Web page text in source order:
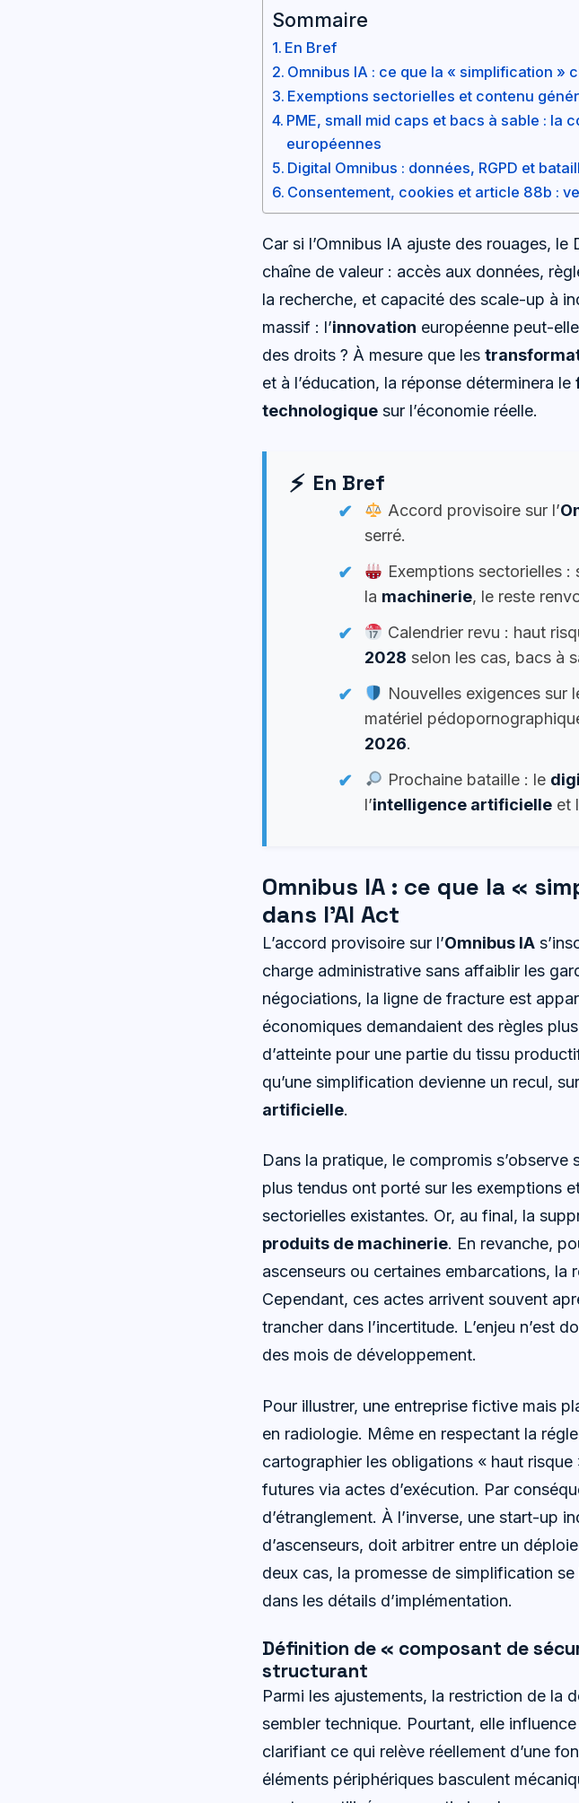
Sommaire
En Bref
Omnibus IA : ce que la « simplification »
Exemptions sectorielles et contenu
PME, small mid caps et bacs à sable : la
européennes
Digital Omnibus : données, RGPD et
Consentement, cookies et article 88b :
Car si l’Omnibus IA ajuste des rouages,
chaîne de valeur : accès aux données,
la recherche, et capacité des scale-up à
massif : l’innovation européenne peut-
des droits ? À mesure que les
et à l’éducation, la réponse déterminera le
technologique sur l’économie réelle.
En Bref
Accord provisoire sur l’
serré.
Exemptions sectorielles
la machinerie, le reste
Calendrier revu : haut
2028 selon les cas, bacs à
Nouvelles exigences sur
matériel
2026.
Prochaine bataille : le
l’intelligence artificielle et
Omnibus IA : ce que la «
dans l’AI Act
L’accord provisoire sur l’Omnibus IA
charge administrative sans affaiblir les
négociations, la ligne de fracture est
économiques demandaient des règles
d’atteinte pour une partie du tissu
qu’une simplification devienne un recul,
artificielle.
Dans la pratique, le compromis
plus tendus ont porté sur les exemptions
sectorielles existantes. Or, au final, la
produits de machinerie. En revanche,
ascenseurs ou certaines embarcations, la
Cependant, ces actes arrivent souvent
trancher dans l’incertitude. L’enjeu n’est
des mois de développement.
Pour illustrer, une entreprise fictive mais
en radiologie. Même en respectant la
cartographier les obligations « haut
futures via actes d’exécution. Par
d’étranglement. À l’inverse, une start-up
d’ascenseurs, doit arbitrer entre un
deux cas, la promesse de simplification
dans les détails d’implémentation.
Définition de « composant de
structurant
Parmi les ajustements, la restriction de la
sembler technique. Pourtant, elle
clarifiant ce qui relève réellement d’une
éléments périphériques basculent